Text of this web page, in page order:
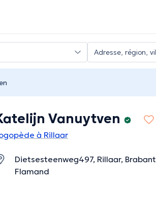
Vanuytven
à Rillaar
Dietsesteenweg497, Rillaar, Brabant
Flamand